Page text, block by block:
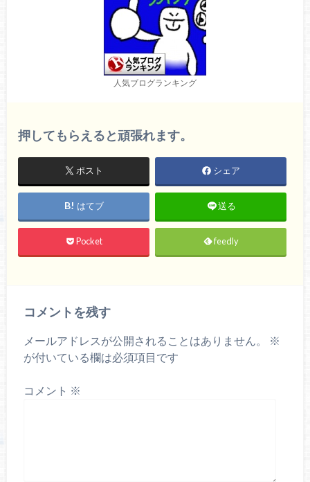
人気ブログランキング
押してもらえると頑張れます。
ポスト シェア
はてブ 送る
Pocket feedly
コメントを残す
メールアドレスが公開されることはありません。
※
が付いている欄は必須項目です
コメント ※